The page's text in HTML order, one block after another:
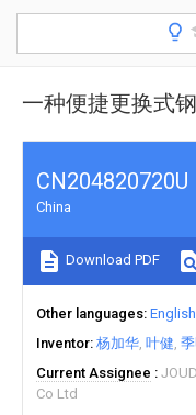
一种便捷更换式
CN204820720U
China
Download PDF
Other languages English
Inventor 杨加华 叶健
Current Assignee
Co Ltd